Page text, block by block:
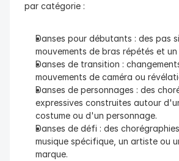
par catégorie :
Danses pour débutants : des pas
mouvements de bras répétés et un
Danses de transition :
mouvements de caméra ou
Danses de personnages : des
expressives construites autour
costume ou d'un personnage.
Danses de défi : des
musique spécifique, un artiste ou
marque.